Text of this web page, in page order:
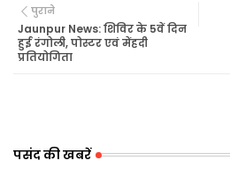
पुराने
Jaunpur News: शिविर के 5वें दिन
हुई रंगोली, पोस्टर एवं मेंहदी
प्रतियोगिता
पसंद की खबरें